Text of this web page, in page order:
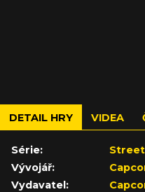
DETAIL HRY VIDEA
Série:
Vývojář:
Vydavatel: